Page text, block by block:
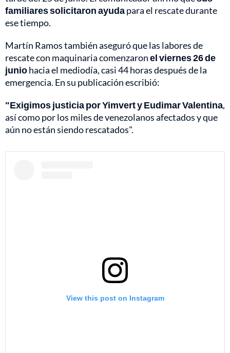
familiares solicitaron ayudapara el rescate durante
ese tiempo.
Martín Ramos también aseguró que las labores de
rescate con maquinaria comenzaronel viernes 26 de
juniohacia el mediodía, casi 44 horas después de la
emergencia. En su publicación escribió:
"Exigimos justicia por Yimvert y Eudimar Valentina,
así como por los miles de venezolanos afectados y que
aún no están siendo rescatados".
View this post on Instagram